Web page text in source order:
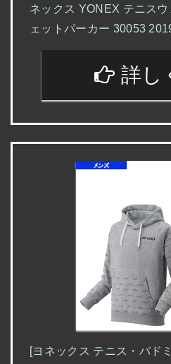
ネックス YONEX テニス
ェットパーカー 30053
詳し
[ヨネックス テニス・バド